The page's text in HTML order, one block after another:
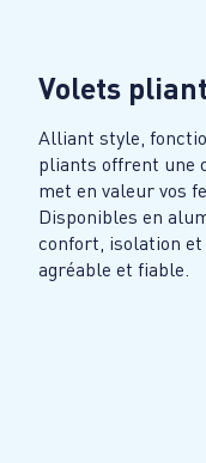
Volets
Alliant style,
pliants offrent une
met en valeur vos
Disponibles en
confort, isolation et
agréable et fiable.